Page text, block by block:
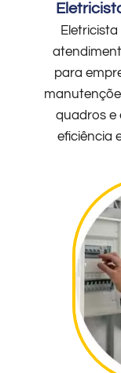
para
quadros e
eficiência